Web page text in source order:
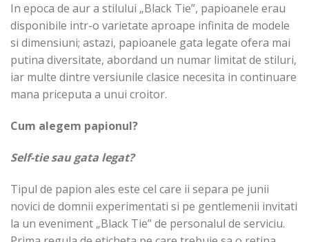
In epoca de aur a stilului „Black Tie”, papioanele erau
disponibile intr-o varietate aproape infinita de modele
si dimensiuni; astazi, papioanele gata legate ofera mai
putina diversitate, abordand un numar limitat de stiluri,
iar multe dintre versiunile clasice necesita in continuare
mana priceputa a unui croitor.
Cum alegem papionul?
Self-tie sau gata legat?
Tipul de papion ales este cel care ii separa pe junii
novici de domnii experimentati si pe gentlemenii invitati
la un eveniment „Black Tie” de personalul de serviciu.